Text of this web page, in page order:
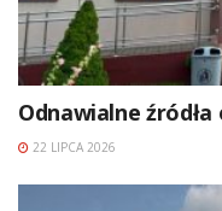
Odnawialne
22 LIPCA 2026